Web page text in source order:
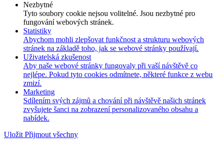
Nezbytné
Tyto soubory cookie nejsou volitelné. Jsou nezbytné pro
fungování webových stránek.
Statistiky
Abychom mohli zlepšovat funkčnost a strukturu webových
stránek na základě toho, jak se webové stránky používají.
Uživatelská zkušenost
Aby naše webové stránky fungovaly při vaší návštěvě co
nejlépe. Pokud tyto cookies odmítnete, některé funkce z webu
zmizí.
Marketing
Sdílením svých zájmů a chování při návštěvě našich stránek
zvyšujete šanci na zobrazení personalizovaného obsahu a
nabídek.
Uložit Přijmout všechny